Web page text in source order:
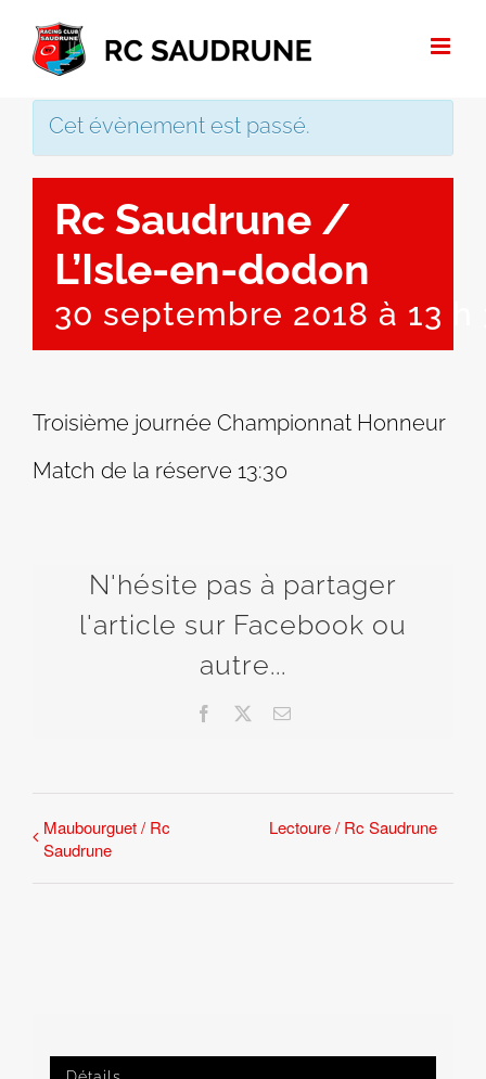
Passer
contenu
Cet évènement est passé.
Rc Saudrune /
L’Isle-en-dodon
30 septembre 2018 à 13 h
Troisième journée Championnat Honneur
Match de la réserve 13:30
N'hésite pas à partager
l'article sur Facebook ou
autre...
Facebook Email
Maubourguet / Rc
Saudrune
Lectoure / Rc Saudrune